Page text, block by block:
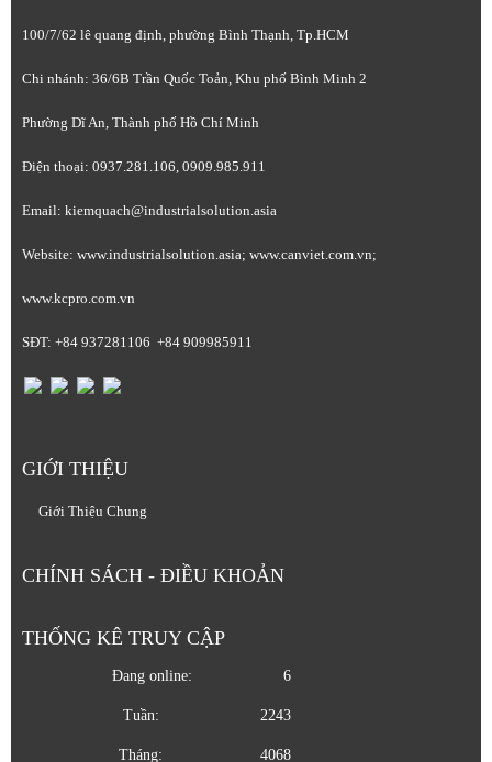
100/7/62 lê quang định, phường Bình Thạnh, Tp.HCM
Chi nhánh: 36/6B Trần Quốc Toản, Khu phố Bình Minh 2
Phường Dĩ An, Thành phố Hồ Chí Minh
Điện thoại: 0937.281.106, 0909.985.911
Email: kiemquach@industrialsolution.asia
Website: www.industrialsolution.asia; www.canviet.com.vn;
www.kcpro.com.vn
SĐT: +84 937281106 +84 909985911
GIỚI THIỆU
Giới Thiệu Chung
CHÍNH SÁCH - ĐIỀU KHOẢN
THỐNG KÊ TRUY CẬP
Đang online: 6
Tuần: 2243
Tháng: 4068